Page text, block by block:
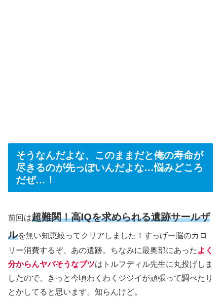
そうなんだよな、このままだと俺の寿命が
尽きるのが先っぽいんだよな…悩みどころ
だぜ…！
前回は超難関！高IQを求められる遺跡サールザ
ルを無い知恵絞ってクリアしました！すっげー脳のカロ
リー消費するぞ、あの遺跡。ちなみに最奥部にあった よく
分からんヤバそうなブツはトルフディル先生に丸投げしま
したので、きっと今頃わくわくジジイが頑張って調べたり
とかしてると思います。知らんけど。